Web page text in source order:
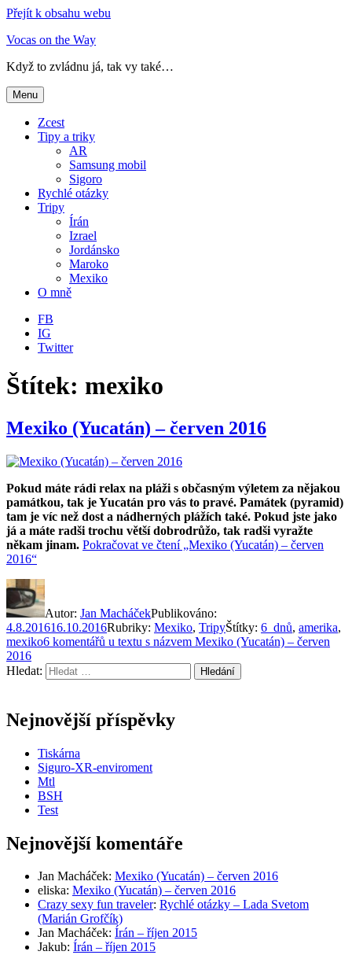
Přejít k obsahu webu
Vocas on the Way
Když to zvládnu já, tak vy také…
Menu
Zcest
Tipy a triky
AR
Samsung mobil
Sigoro
Rychlé otázky
Tripy
Írán
Izrael
Jordánsko
Maroko
Mexiko
O mně
FB
IG
Twitter
Štítek: mexiko
Mexiko (Yucatán) – červen 2016
Pokud máte rádi relax na pláži s občasným výletem za nějakou
památkou, tak je Yucatán pro vás to pravé. Památek (pyramid)
tam je víc než dost a nádherných plážích také. Pokud jste jako
já a máte radši trochu větší dobrodrůžo, tak radši vyražte
někam jinam. Pokračovat ve čtení„Mexiko (Yucatán) – červen
2016“
Autor: Jan MacháčekPublikováno:
4.8.201616.10.2016Rubriky: Mexiko, TripyŠtítky: 6_dnů, amerika,
mexiko6 komentářů u textu s názvem Mexiko (Yucatán) – červen
2016
Hledat:
Hledání
Nejnovější příspěvky
Tiskárna
Siguro-XR-enviroment
Mtl
BSH
Test
Nejnovější komentáře
Jan Macháček: Mexiko (Yucatán) – červen 2016
eliska: Mexiko (Yucatán) – červen 2016
Crazy sexy fun traveler: Rychlé otázky – Lada Svetom
(Marián Grofčík)
Jan Macháček: Írán – říjen 2015
Jakub: Írán – říjen 2015